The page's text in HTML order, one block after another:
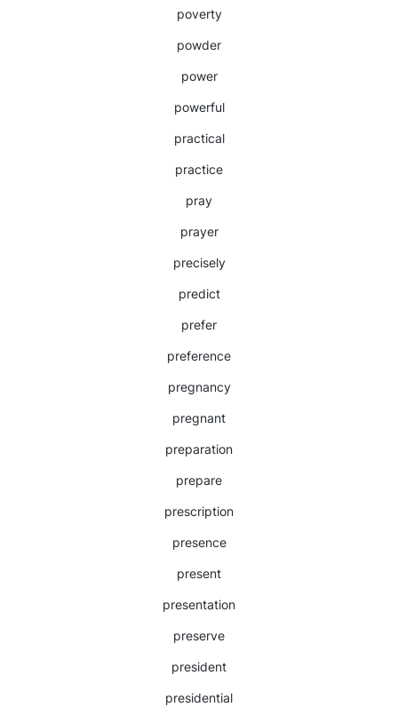
poverty
powder
power
powerful
practical
practice
pray
prayer
precisely
predict
prefer
preference
pregnancy
pregnant
preparation
prepare
prescription
presence
present
presentation
preserve
president
presidential